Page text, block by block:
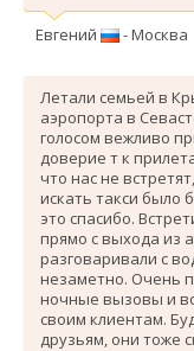
Евгений - Москва
Летали семьей в
аэропорта в
голосом вежливо
доверие т к
что нас не
искать такси было
это спасибо.
прямо с выхода из
разговаривали с
незаметно. Очень
ночные вызовы и
своим клиентам.
друзьям, они тоже